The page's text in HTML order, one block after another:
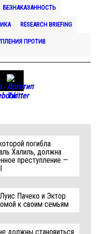
БЕЗНАКАЗАННОСТЬ
RESEARCH BRIEFING
ПРОТИВ
погибла
Халиль, должна
преступление —
Пачеко и Эктор
к своим семьям
должны становиться